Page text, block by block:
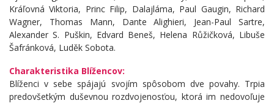
Kráľovná Viktoria, Princ Filip, Dalajláma, Paul Gaugin, Richard
Wagner, Thomas Mann, Dante Alighieri, Jean-Paul Sartre,
Alexander S. Puškin, Edvard Beneš, Helena Růžičková, Libuše
Šafránková, Luděk Sobota.
Charakteristika Blížencov:
Blíženci v sebe spájajú svojím spôsobom dve povahy. Trpia
predovšetkým duševnou rozdvojenosťou, ktorá im nedovoľuje